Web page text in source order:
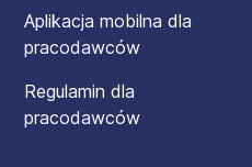
Aplikacja mobilna dla
pracodawców
Regulamin dla
pracodawców